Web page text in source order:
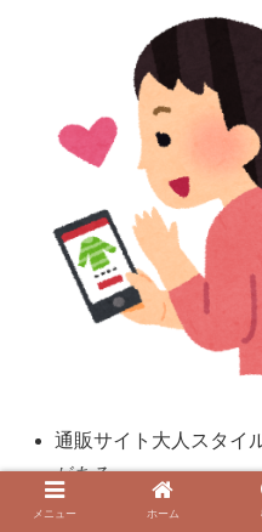
通販サイト大人スタイ
がある
通販サイト大人スタイ
メニュー ホーム